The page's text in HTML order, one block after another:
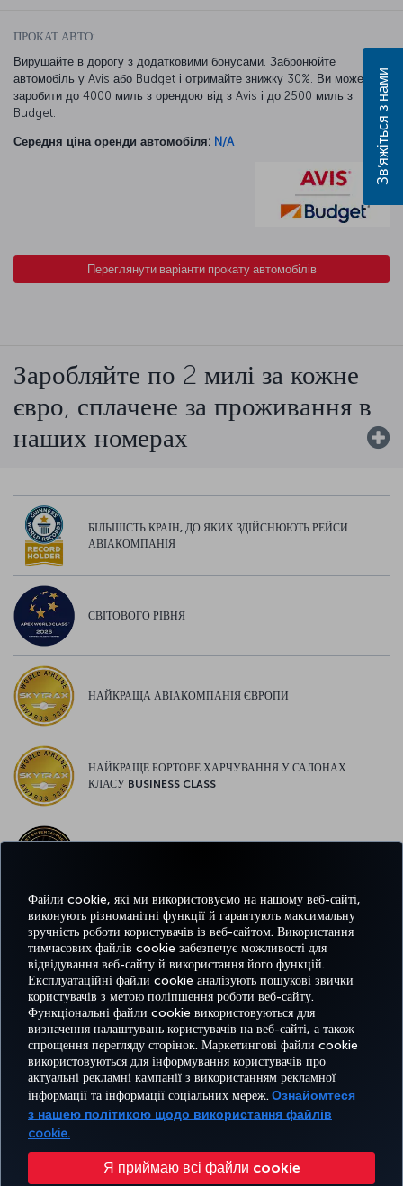
Файли cookie, які ми використовуємо на нашому веб-сайті,
виконують різноманітні функції й гарантують максимальну
зручність роботи користувачів із веб-сайтом. Використання
тимчасових файлів cookie забезпечує можливості для
відвідування веб-сайту й використання його функцій.
Експлуатаційні файли cookie аналізують пошукові звички
користувачів з метою поліпшення роботи веб-сайту.
Функціональні файли cookie використовуються для
визначення налаштувань користувачів на веб-сайті, а також
спрощення перегляду сторінок. Маркетингові файли cookie
використовуються для інформування користувачів про
актуальні рекламні кампанії з використанням рекламної
інформації та інформації соціальних мереж.Ознайомтеся
з нашею політикою щодо використання файлів
cookie.
Я приймаю всі файли cookie
ПРОКАТ АВТО:
Вирушайте в дорогу з додатковими бонусами. Забронюйте
автомобіль у Avis або Budget і отримайте знижку 30%. Ви можете
заробити до 4000 миль з орендою від з Avis і до 2500 миль з
Budget.
Середня ціна оренди автомобіля: N/A
Переглянути варіанти прокату автомобілів
Заробляйте по 2 милі за кожне
євро, сплачене за проживання в
наших номерах
БІЛЬШІСТЬ КРАЇН, ДО ЯКИХ ЗДІЙСНЮЮТЬ РЕЙСИ
АВІАКОМПАНІЯ
СВІТОВОГО РІВНЯ
НАЙКРАЩА АВІАКОМПАНІЯ ЄВРОПИ
НАЙКРАЩЕ БОРТОВЕ ХАРЧУВАННЯ У САЛОНАХ
КЛАСУ BUSINESS CLASS
НАЙКРАЩИЙ WI-FI У ЄВРОПІ
Facebook
TwitterInstagram
YouTubeLinkedIn
TiktokБлогPinterest
БРОНЮВАННЯ
ТА КЕРУВАННЯ
БРОНЮВАННЯМ
ВРАЖЕННЯ
ПРОПОЗИЦІЇ
НАПРЯМКИ
ДОВІДКА
Політика конфіденційності та використання файлів cookie
Права пасажирів Змінити налаштування файлів cookie
Зв’яжіться з нами